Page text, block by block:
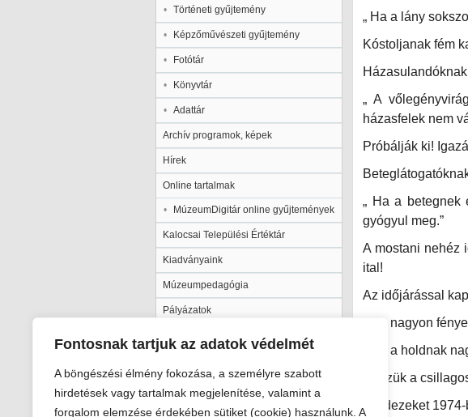
Fontosnak tartjuk az adatok védelmét
A böngészési élmény fokozása, a személyre szabott
hirdetések vagy tartalmak megjelenítése, valamint a
forgalom elemzése érdekében sütiket (cookie) használunk. A
Történeti gyűjtemény
Képzőművészeti gyűjtemény
Fotótár
Könyvtár
Adattár
Archív programok, képek
Hírek
Online tartalmak
MúzeumDigitár online gyűjtemények
Kalocsai Települési Értéktár
Kiadványaink
Múzeumpedagógia
Pályázatok
„ Ha a lány
Kóstoljanak fém
„ A
házasfelek nem
Próbálják ki!
„ Ha a betegnek
gyógyul meg.”
A mostani nehéz
ital!
Az időjárással
„ Ha nagyon
„ Ha a holdnak
Nézzük a
Mindezeket